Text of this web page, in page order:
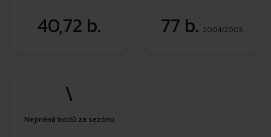
40,72 b. 77 b. 2004/2005
\
Nejméně bodů za sezónu